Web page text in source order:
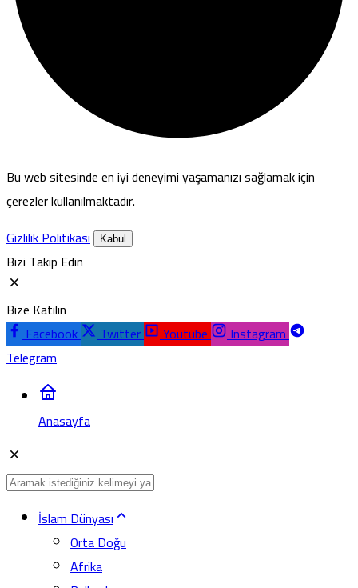
Bu web sitesinde en iyi deneyimi yaşamanızı sağlamak için
çerezler kullanılmaktadır.
Gizlilik Politikası
Kabul
Bizi Takip Edin
Bize Katılın
Facebook
Twitter Youtube
Instagram
Telegram
Anasayfa
İslam Dünyası
Orta Doğu
Afrika